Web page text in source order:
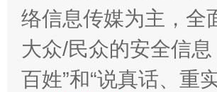
“刷贴”乱象丛生
络信息传媒为主，全
大众/民众的安全信
百姓”和“说真话、重